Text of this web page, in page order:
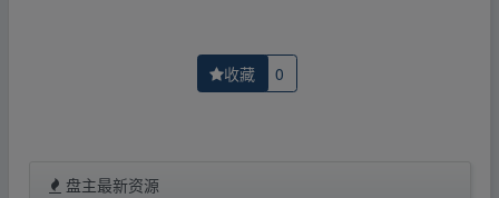
收藏 0
盘主最新资源